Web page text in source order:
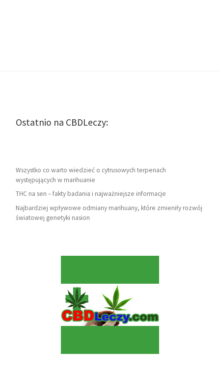
Ostatnio na CBDLeczy:
Wszystko co warto wiedzieć o cytrusowych terpenach
występujących w marihuanie
THC na sen – fakty badania i najważniejsze informacje
Najbardziej wpływowe odmiany marihuany, które zmieniły rozwój
światowej genetyki nasion